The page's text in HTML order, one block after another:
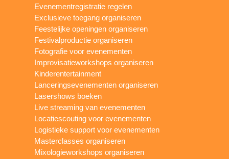
Evenementregistratie regelen
Exclusieve toegang organiseren
Feestelijke openingen organiseren
Festivalproductie organiseren
Fotografie voor evenementen
Improvisatieworkshops organiseren
Kinderentertainment
Lanceringsevenementen organiseren
Lasershows boeken
Live streaming van evenementen
Locatiescouting voor evenementen
Logistieke support voor evenementen
Masterclasses organiseren
Mixologieworkshops organiseren